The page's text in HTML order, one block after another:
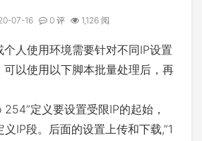
07-16 0 评 1,126 阅
人使用环境需要针对不同IP设置
以使用以下脚本批量处理后，再
定义要设置受限IP的起始，
义IP段。后面的设置上传和下载,”1